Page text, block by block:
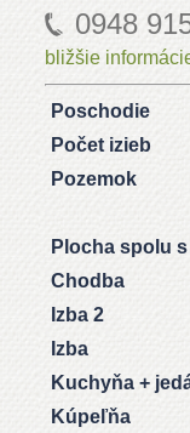
0948
bližšie
Poschodie
Počet izieb
Pozemok
Plocha spolu
Chodba
Izba 2
Izba
Kuchyňa +
Kúpeľňa